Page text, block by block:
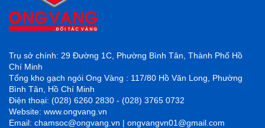
Trụ sở chính: 29 Đường 1C, Phường Bình Tân, Thành Phố Hồ
Chí Minh
Tổng kho gạch ngói Ong Vàng : 117/80 Hồ Văn Long, Phường
Bình Tân, Hồ Chí Minh
Điện thoại: (028) 6260 2830 - (028) 3765 0732
Website: www.ongvang.vn
Email: chamsoc@ongvang.vn | ongvangvn01@gmail.com